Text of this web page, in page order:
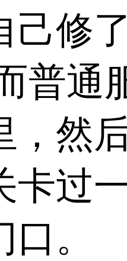
己修
普通
，然
卡过
。